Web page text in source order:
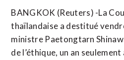
BANGKOK (Reuters) -La
thaïlandaise a destitué
ministre Paetongtarn
de l’éthique, un an